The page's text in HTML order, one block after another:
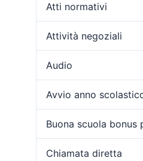
Atti normativi
Attività negoziali
Audio
Avvio anno
Buona scuola bonus
Chiamata diretta